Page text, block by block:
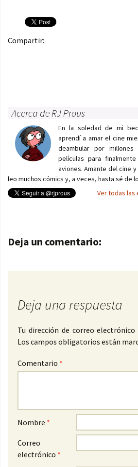
Compartir:
Acerca de RJ Prous
En la soledad de mi
aprendí a amar el cine
deambular por
películas para
aviones. Amante del cine
leo muchos cómics y, a veces, hasta sé de
Ver todas las
Navegación de
Deja un comentario:
Deja una respuesta
Tu dirección de correo electrónico
Los campos obligatorios están
Comentario *
Nombre *
Correo
electrónico *